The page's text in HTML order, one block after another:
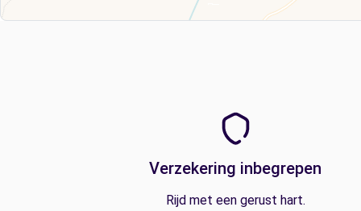
Verzekering inbegrepen
Rijd met een gerust hart.